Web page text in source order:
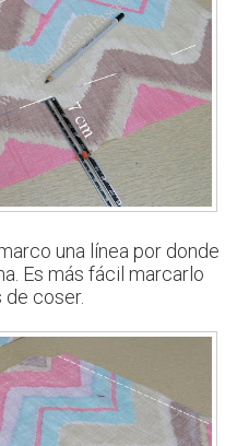
una línea por donde
Es más fácil marcarlo
de coser.